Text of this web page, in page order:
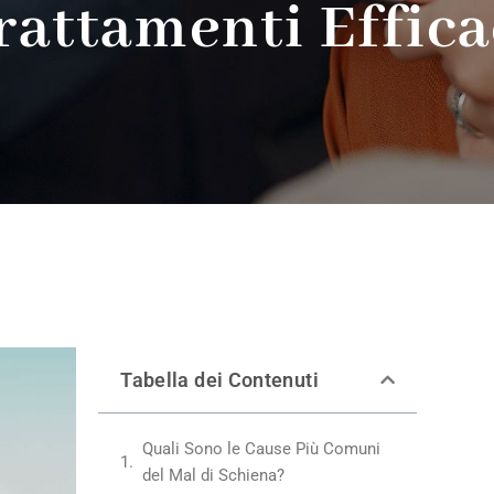
Tabella dei Contenuti
Quali Sono le Cause Più Comuni
del Mal di Schiena?